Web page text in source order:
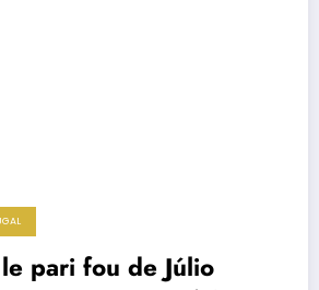
pari fou de Júlio